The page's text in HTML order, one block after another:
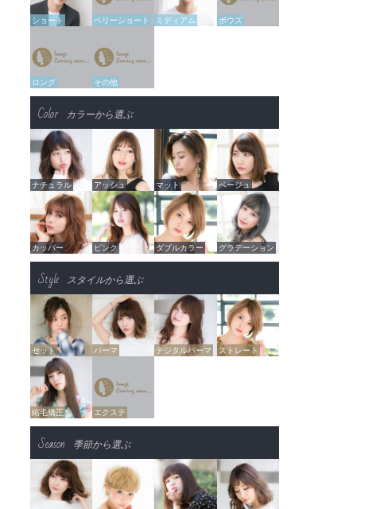
ショート ベリーショート ミディアム ボウズ
ロング その他
Color カラーから選ぶ
ナチュラル アッシュ マット ベージュ
カッパー ピンク ダブルカラー グラデーション
Style スタイルから選ぶ
セット パーマ デジタルパーマ ストレート
縮毛矯正 エクステ
Season 季節から選ぶ